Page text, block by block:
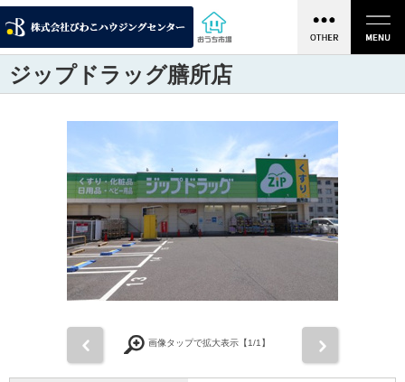
ジップドラッグ膳所店
画像タップで拡大表示【1/1】